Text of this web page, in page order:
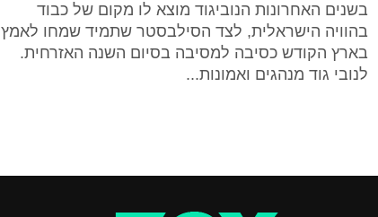
בשנים האחרונות הנוביגוד מוצא לו מקום של כבוד
בהוויה הישראלית, לצד הסילבסטר שתמיד שמחו לאמץ
בארץ הקודש כסיבה למסיבה בסיום השנה האזרחית.
לנובי גוד מנהגים ואמונות...